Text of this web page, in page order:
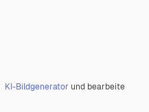
KI-Bildgenerator und bearbeite